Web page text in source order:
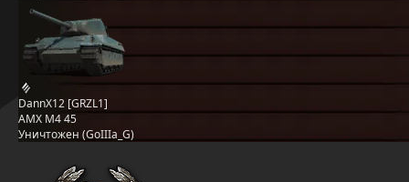
DannX12 [GRZL1]
AMX M4 45
Уничтожен (GoIIIa_G)